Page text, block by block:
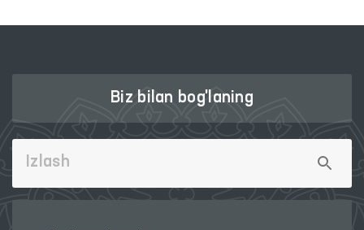
Biz bilan bog'laning